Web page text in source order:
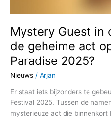
Mystery Guest in
de geheime act
Paradise 2025?
Nieuws /Arjan
Er staat iets bijzonders te
Festival 2025. Tussen de
mysterieuze act die binnenkort
geheime
op
Musicians
Paradise
2025?